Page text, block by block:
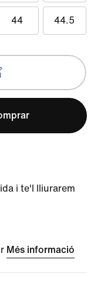
44 44.5
i te'l lliurarem
Més informació